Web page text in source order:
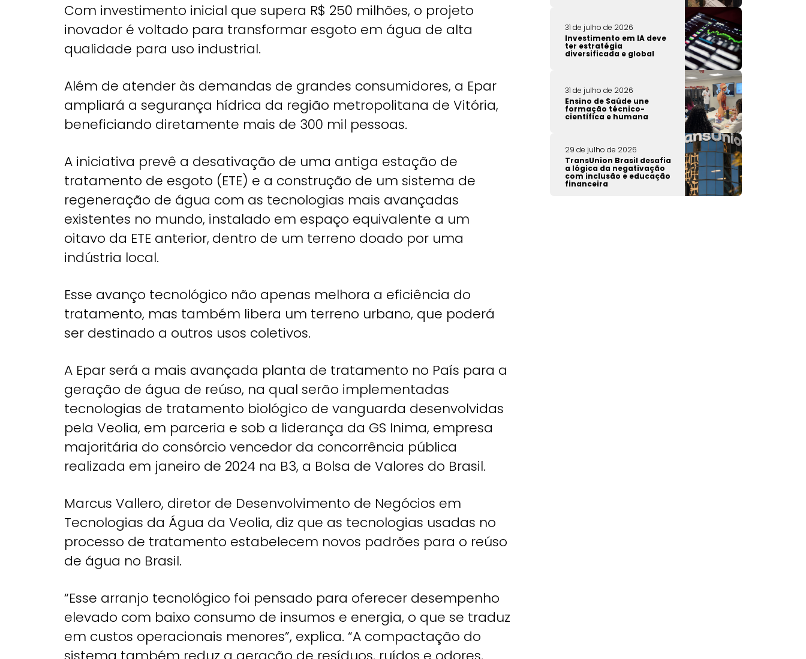
Com investimento inicial que supera R$ 250 milhões, o projeto
inovador é voltado para transformar esgoto em água de alta
qualidade para uso industrial.
Além de atender às demandas de grandes consumidores, a Epar
ampliará a segurança hídrica da região metropolitana de Vitória,
beneficiando diretamente mais de 300 mil pessoas.
A iniciativa prevê a desativação de uma antiga estação de
tratamento de esgoto (ETE) e a construção de um sistema de
regeneração de água com as tecnologias mais avançadas
existentes no mundo, instalado em espaço equivalente a um
oitavo da ETE anterior, dentro de um terreno doado por uma
indústria local.
Esse avanço tecnológico não apenas melhora a eficiência do
tratamento, mas também libera um terreno urbano, que poderá
ser destinado a outros usos coletivos.
A Epar será a mais avançada planta de tratamento no País para a
geração de água de reúso, na qual serão implementadas
tecnologias de tratamento biológico de vanguarda desenvolvidas
pela Veolia, em parceria e sob a liderança da GS Inima, empresa
majoritária do consórcio vencedor da concorrência pública
realizada em janeiro de 2024 na B3, a Bolsa de Valores do Brasil.
Marcus Vallero, diretor de Desenvolvimento de Negócios em
Tecnologias da Água da Veolia, diz que as tecnologias usadas no
processo de tratamento estabelecem novos padrões para o reúso
de água no Brasil.
“Esse arranjo tecnológico foi pensado para oferecer desempenho
elevado com baixo consumo de insumos e energia, o que se traduz
em custos operacionais menores”, explica. “A compactação do
31 de julho de 2026
Investimento em IA deve
ter estratégia
diversificada e global
31 de julho de 2026
Ensino de Saúde une
formação técnico-
científica e humana
29 de julho de 2026
TransUnion Brasil desafia
a lógica da negativação
com inclusão e educação
financeira